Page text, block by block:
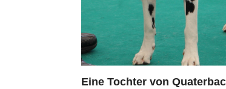
Eine Tochter von